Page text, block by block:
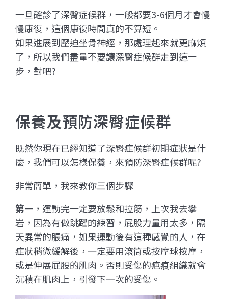
一旦確診了深臀症候群，一般都要3-6個月才會慢
慢康復，這個康復時間真的不算短。
如果進展到壓迫坐骨神經，那處理起來就更麻煩
了，所以我們盡量不要讓深臀症候群走到這一
步，對吧?
保養及預防深臀症候群
既然你現在已經知道了深臀症候群初期症狀是什
麼，我們可以怎樣保養，來預防深臀症候群呢?
非常簡單，我來教你三個步驟
第一 ，運動完一定要放鬆和拉筋，上次我去攀
岩，因為有做跳躍的練習，屁股力量用太多，隔
天異常的脹痛，如果運動後有這種感覺的人，在
症狀稍微緩解後，一定要用滾筒或按摩球按摩，
或是伸展屁股的肌肉。否則受傷的疤痕組織就會
沉積在肌肉上，引發下一次的受傷。